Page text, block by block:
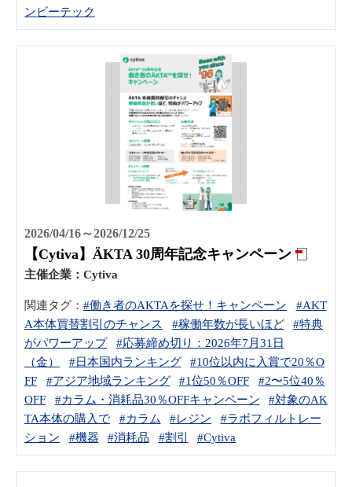
ンビーテック
2026/04/16～2026/12/25
【Cytiva】ÄKTA 30周年記念キャンペーン
主催企業： Cytiva
関連タグ： #働き者のAKTAを探せ！キャンペーン
#AKT
A本体買替割引のチャンス
#稼働年数が⻑いほど
#特典
がパワーアップ
#応募締め切り：2026年7⽉31⽇
（⾦）
#⽇本国内ランキング
#10位以内に⼊賞で20％O
FF
#アジア地域ランキング #1位50％OFF
#2〜5位40％
OFF
#カラム・消耗品30％OFFキャンペーン
#対象のAK
TA本体の購入で
#カラム #レジン
#ラボフィルトレー
ション
#機器 #消耗品 #割引 #Cytiva